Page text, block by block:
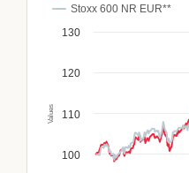
Values
Stoxx 600 NR EUR**
100
110
120
130